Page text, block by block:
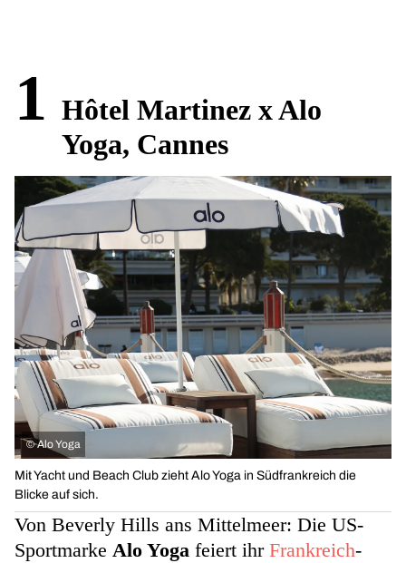
1 Hôtel Martinez x Alo
Yoga, Cannes
© Alo Yoga
Mit Yacht und Beach Club zieht Alo Yoga in Südfrankreich die
Blicke auf sich.
Von Beverly Hills ans Mittelmeer: Die US-
Sportmarke Alo Yoga feiert ihr Frankreich-